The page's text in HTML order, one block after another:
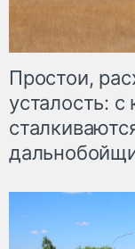
Простои,
усталость: